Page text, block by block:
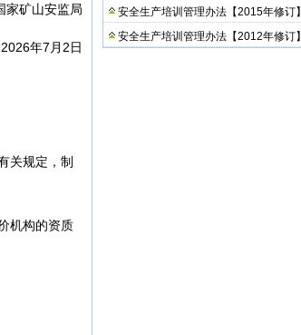
家矿山安监局
2026年7月2日
关规定，制
机构的资质
安全生产培训管理办法【2015年修订】
安全生产培训管理办法【2012年修订】